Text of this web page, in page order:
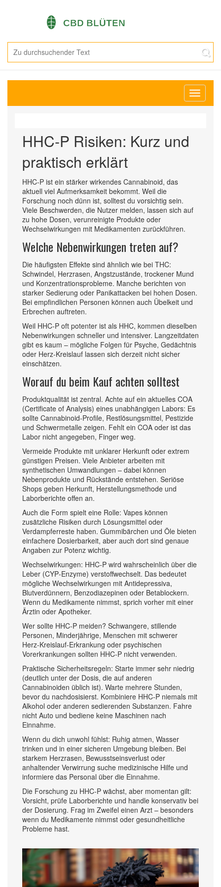
HHC‑P Risiken: Kurz und
praktisch erklärt
HHC‑P ist ein stärker wirkendes Cannabinoid, das
aktuell viel Aufmerksamkeit bekommt. Weil die
Forschung noch dünn ist, solltest du vorsichtig sein.
Viele Beschwerden, die Nutzer melden, lassen sich auf
zu hohe Dosen, verunreinigte Produkte oder
Wechselwirkungen mit Medikamenten zurückführen.
Welche Nebenwirkungen treten auf?
Die häufigsten Effekte sind ähnlich wie bei THC:
Schwindel, Herzrasen, Angstzustände, trockener Mund
und Konzentrationsprobleme. Manche berichten von
starker Sedierung oder Panikattacken bei hohen Dosen.
Bei empfindlichen Personen können auch Übelkeit und
Erbrechen auftreten.
Weil HHC‑P oft potenter ist als HHC, kommen dieselben
Nebenwirkungen schneller und intensiver. Langzeitdaten
gibt es kaum – mögliche Folgen für Psyche, Gedächtnis
oder Herz-Kreislauf lassen sich derzeit nicht sicher
einschätzen.
Worauf du beim Kauf achten solltest
Produktqualität ist zentral. Achte auf ein aktuelles COA
(Certificate of Analysis) eines unabhängigen Labors: Es
sollte Cannabinoid‑Profile, Restlösungsmittel, Pestizide
und Schwermetalle zeigen. Fehlt ein COA oder ist das
Labor nicht angegeben, Finger weg.
Vermeide Produkte mit unklarer Herkunft oder extrem
günstigen Preisen. Viele Anbieter arbeiten mit
synthetischen Umwandlungen – dabei können
Nebenprodukte und Rückstände entstehen. Seriöse
Shops geben Herkunft, Herstellungsmethode und
Laborberichte offen an.
Auch die Form spielt eine Rolle: Vapes können
zusätzliche Risiken durch Lösungsmittel oder
Verdampferreste haben. Gummibärchen und Öle bieten
einfachere Dosierbarkeit, aber auch dort sind genaue
Angaben zur Potenz wichtig.
Wechselwirkungen: HHC‑P wird wahrscheinlich über die
Leber (CYP‑Enzyme) verstoffwechselt. Das bedeutet
mögliche Wechselwirkungen mit Antidepressiva,
Blutverdünnern, Benzodiazepinen oder Betablockern.
Wenn du Medikamente nimmst, sprich vorher mit einer
Ärztin oder Apotheker.
Wer sollte HHC‑P meiden? Schwangere, stillende
Personen, Minderjährige, Menschen mit schwerer
Herz‑Kreislauf‑Erkrankung oder psychischen
Vorerkrankungen sollten HHC‑P nicht verwenden.
Praktische Sicherheitsregeln: Starte immer sehr niedrig
(deutlich unter der Dosis, die auf anderen
Cannabinoiden üblich ist). Warte mehrere Stunden,
bevor du nachdosisierst. Kombiniere HHC‑P niemals mit
Alkohol oder anderen sedierenden Substanzen. Fahre
nicht Auto und bediene keine Maschinen nach
Einnahme.
Wenn du dich unwohl fühlst: Ruhig atmen, Wasser
trinken und in einer sicheren Umgebung bleiben. Bei
starkem Herzrasen, Bewusstseinsverlust oder
anhaltender Verwirrung suche medizinische Hilfe und
informiere das Personal über die Einnahme.
Die Forschung zu HHC‑P wächst, aber momentan gilt:
Vorsicht, prüfe Laborberichte und handle konservativ bei
der Dosierung. Frag im Zweifel einen Arzt – besonders
wenn du Medikamente nimmst oder gesundheitliche
Probleme hast.